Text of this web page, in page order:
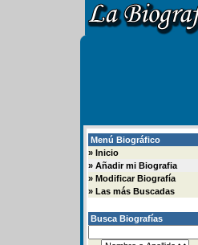
Menú Biográfico
» Inicio
» Añadir mi Biografia
» Modificar Biografía
» Las más Buscadas
Busca Biografías